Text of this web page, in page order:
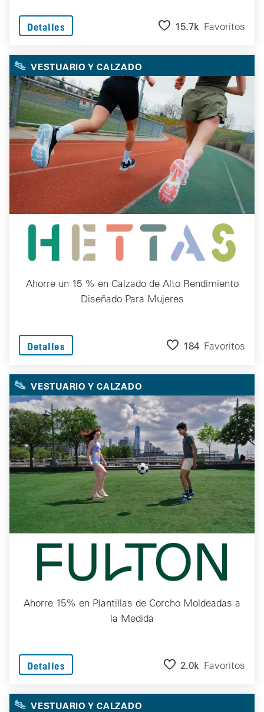
Detalles 15.7k Favoritos
VESTUARIO Y CALZADO
Ahorre un 15 % en Calzado de Alto Rendimiento
Diseñado Para Mujeres
Detalles 184 Favoritos
VESTUARIO Y CALZADO
Ahorre 15% en Plantillas de Corcho Moldeadas a
la Medida
Detalles 2.0k Favoritos
VESTUARIO Y CALZADO